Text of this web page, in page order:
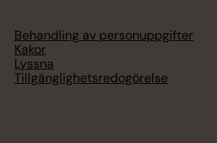
Behandling av personuppgifter
Kakor
Lyssna
Tillgänglighetsredogörelse